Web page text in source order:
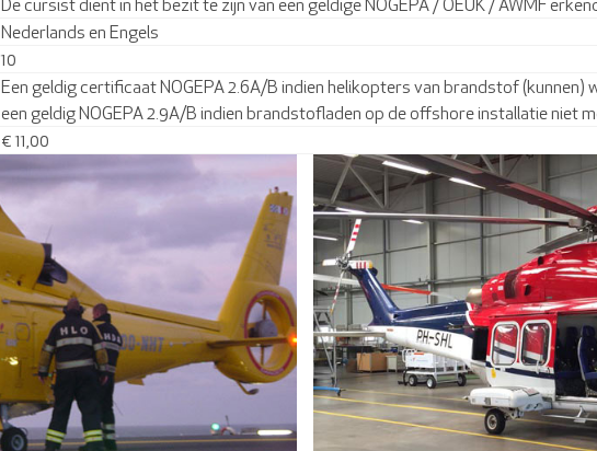
De cursist dient in het bezit te zijn van een geldige NOGEPA / OEUK / AWMF
Nederlands en Engels
10
Een geldig certificaat NOGEPA 2.6A/B indien helikopters van brandstof
een geldig NOGEPA 2.9A/B indien brandstofladen op de offshore installatie niet
€ 11,00